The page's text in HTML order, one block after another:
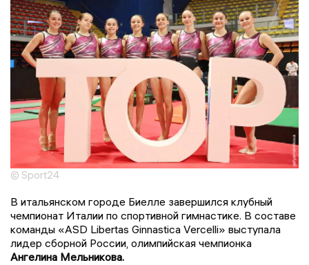
© Sport24
В итальянском городе Биелле завершился клубный
чемпионат Италии по спортивной гимнастике. В составе
команды «АSD Libertas Ginnastica Vercelli» выступала
лидер сборной России, олимпийская чемпионка
Ангелина Мельникова.